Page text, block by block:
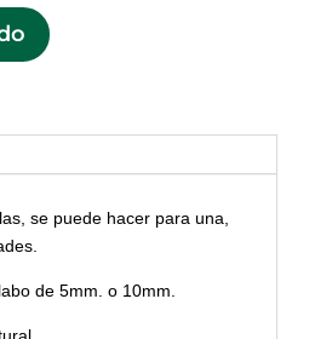
se puede hacer para una,
de 5mm. o 10mm.